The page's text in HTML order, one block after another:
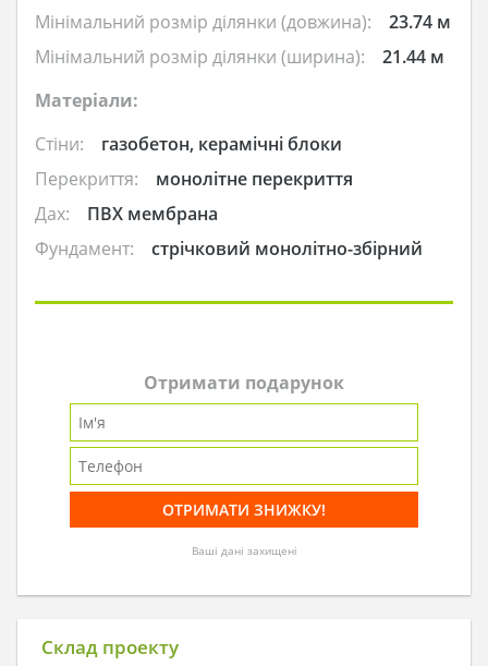
Мінімальний розмір ділянки (довжина):
23.74 м
Мінімальний розмір ділянки (ширина):
21.44 м
Матеріали:
Стіни:
газобетон, керамічні блоки
Перекриття:
монолітне перекриття
Дах:
ПВХ мембрана
Фундамент:
стрічковий монолітно-збірний
Отримати подарунок
Ваші дані захищені
Склад проекту